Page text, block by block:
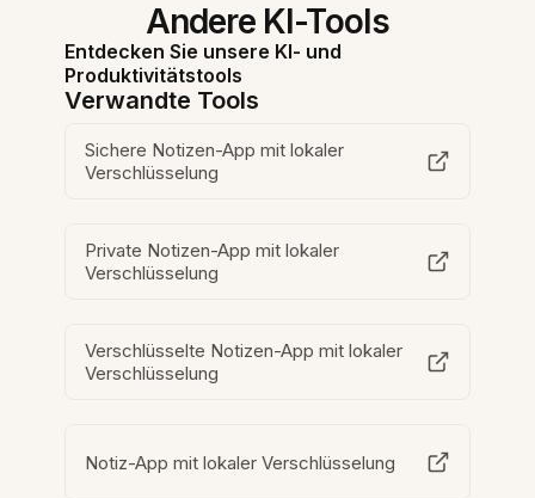
Andere KI-Tools
Entdecken Sie unsere KI- und
Produktivitätstools
Verwandte Tools
Sichere Notizen-App mit lokaler
Verschlüsselung
Private Notizen-App mit lokaler
Verschlüsselung
Verschlüsselte Notizen-App mit lokaler
Verschlüsselung
Notiz-App mit lokaler Verschlüsselung